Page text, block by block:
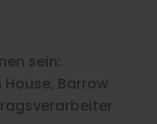
sein:
Barrow